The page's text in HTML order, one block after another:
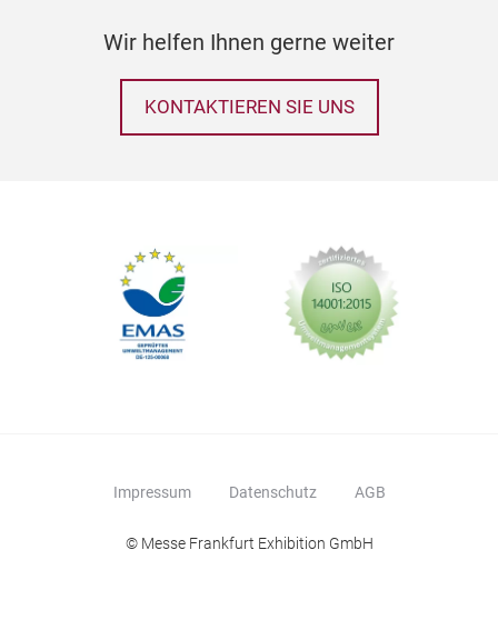
Wir helfen Ihnen gerne weiter
KONTAKTIEREN SIE UNS
Impressum Datenschutz AGB
© Messe Frankfurt Exhibition GmbH